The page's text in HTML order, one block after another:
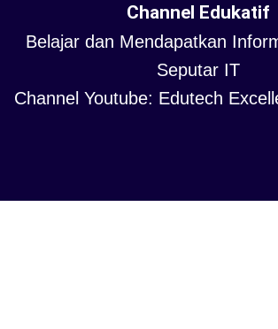
Channel Edukatif
Belajar dan Mendapatkan
Seputar IT
Channel Youtube: Edutech